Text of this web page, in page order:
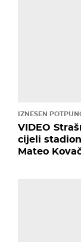
IZNESEN
VIDEO
cijeli
Mateo